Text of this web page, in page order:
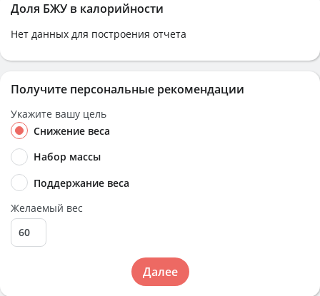
Доля БЖУ в калорийности
Нет данных для построения отчета
Получите персональные рекомендации
Укажите вашу цель
Снижение веса
Набор массы
Поддержание веса
Желаемый вес
Далее